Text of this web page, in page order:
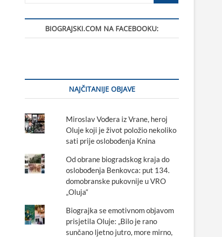
BIOGRAJSKI.COM NA FACEBOOKU:
NAJČITANIJE OBJAVE
Miroslav Vođera iz Vrane, heroj
Oluje koji je život položio nekoliko
sati prije oslobođenja Knina
Od obrane biogradskog kraja do
oslobođenja Benkovca: put 134.
domobranske pukovnije u VRO
„Oluja“
Biograjka se emotivnom objavom
prisjetila Oluje: „Bilo je rano
sunčano ljetno jutro, more mirno,